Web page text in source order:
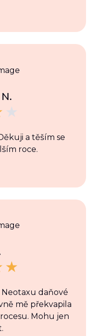
a těším se
roce.
Neotaxu daňové
mě překvapila
Mohu jen